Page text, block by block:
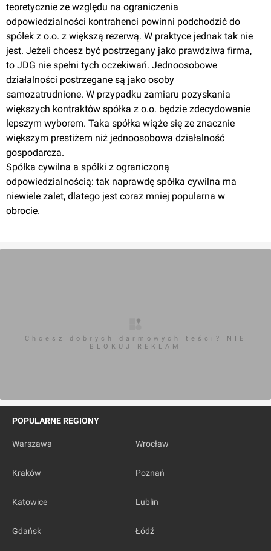
teoretycznie ze względu na ograniczenia
odpowiedzialności kontrahenci powinni podchodzić do
spółek z o.o. z większą rezerwą. W praktyce jednak tak nie
jest. Jeżeli chcesz być postrzegany jako prawdziwa firma,
to JDG nie spełni tych oczekiwań. Jednoosobowe
działalności postrzegane są jako osoby
samozatrudnione. W przypadku zamiaru pozyskania
większych kontraktów spółka z o.o. będzie zdecydowanie
lepszym wyborem. Taka spółka wiąże się ze znacznie
większym prestiżem niż jednoosobowa działalność
gospodarcza.
Spółka cywilna a spółki z ograniczoną
odpowiedzialnością: tak naprawdę spółka cywilna ma
niewiele zalet, dlatego jest coraz mniej popularna w
obrocie.
Chcesz dobrych darmowych teści? NIE
BLOKUJ REKLAM
POPULARNE REGIONY
Warszawa Wrocław
Kraków Poznań
Katowice Lublin
Gdańsk Łódź